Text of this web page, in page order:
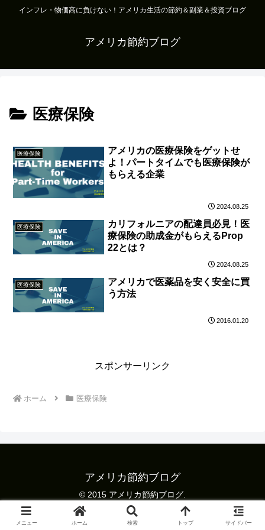
インフレ・物価高に負けない！アメリカ生活の節約＆副業＆投資ブログ
アメリカ節約ブログ
医療保険
医療保険
アメリカの医療保険をゲットせ
よ！パートタイムでも医療保険が
もらえる企業
2024.08.25
医療保険
カリフォルニアの配達員必見！医
療保険の助成金がもらえるProp
22とは？
2024.08.25
医療保険
アメリカで医薬品を安く安全に買
う方法
2016.01.20
スポンサーリンク
ホーム 医療保険
アメリカ節約ブログ
© 2015 アメリカ節約ブログ.
メニュー ホーム 検索 トップ サイドバー